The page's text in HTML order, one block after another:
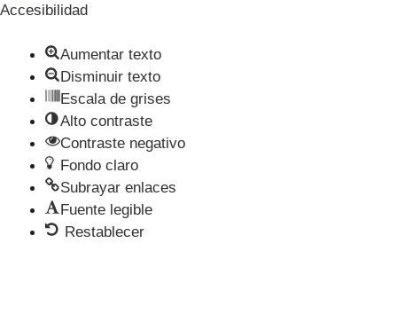
Accesibilidad
Aumentar texto
Disminuir texto
Escala de grises
Alto contraste
Contraste negativo
Fondo claro
Subrayar enlaces
Fuente legible
Restablecer